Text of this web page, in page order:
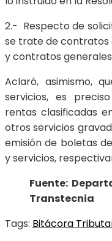
2.- Respecto de
se trate de contratos
y contratos
Aclaró, asimismo,
servicios, es
rentas clasificadas
otros servicios
emisión de boletas
y servicios,
Fuente:
Transtecnia
Tags: Bitácora